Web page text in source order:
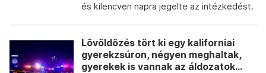
és kilencven napra jegelte az intézkedést.
Lövöldözés tört ki egy kaliforniai
gyerekzsúron, négyen meghaltak,
gyerekek is vannak az áldozatok...